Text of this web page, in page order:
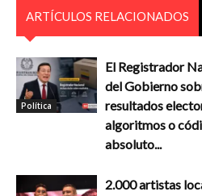
ARTÍCULOS RELACIONADOS
Política
El Registrador
del Gobierno
resultados
algoritmos o
absoluto...
2.000 artistas